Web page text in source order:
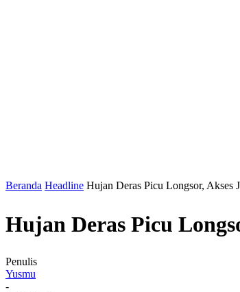
Beranda Headline Hujan Deras Picu Longsor, Akses
Hujan Deras Picu
Penulis
Yusmu
-